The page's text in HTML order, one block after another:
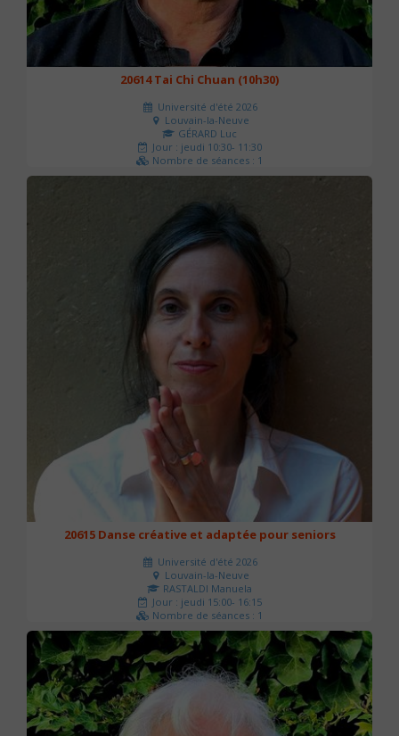
20614 Tai Chi Chuan (10h30)
Université d'été 2026
Louvain-la-Neuve
GÉRARD Luc
Jour : jeudi 10:30- 11:30
Nombre de séances : 1
0 €
20615 Danse créative et adaptée pour seniors
Université d'été 2026
Louvain-la-Neuve
RASTALDI Manuela
Jour : jeudi 15:00- 16:15
Nombre de séances : 1
0 €